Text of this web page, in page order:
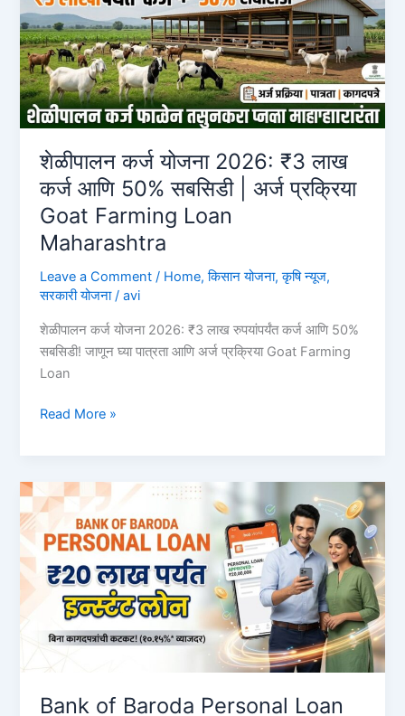
मिलेगा
50%
अनुदान,
ऐसे
करें
आवेदन
Tractor
Anudan
Yojana
शेळीपालन कर्ज योजना 2026: ₹3 लाख
कर्ज आणि 50% सबसिडी | अर्ज प्रक्रिया
Goat Farming Loan
Maharashtra
Leave a Comment / Home,किसान योजना,कृषि न्यूज,
सरकारी योजना/avi
शेळीपालन कर्ज योजना 2026: ₹3 लाख रुपयांपर्यंत कर्ज आणि 50%
सबसिडी! जाणून घ्या पात्रता आणि अर्ज प्रक्रिया Goat Farming
Loan
शेळीपालन
2026:
₹3
लाख
कर्ज
आणि
50%
सबसिडी
Goat
Read More »
Bank of Baroda Personal Loan